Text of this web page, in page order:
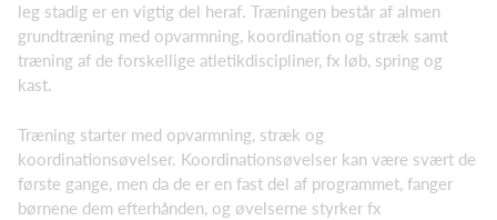
leg stadig er en vigtig del heraf. Træningen består af almen
grundtræning med opvarmning, koordination og stræk samt
træning af de forskellige atletikdiscipliner, fx løb, spring og
kast.
Træning starter med opvarmning, stræk og
koordinationsøvelser. Koordinationsøvelser kan være svært de
første gange, men da de er en fast del af programmet, fanger
børnene dem efterhånden, og øvelserne styrker fx